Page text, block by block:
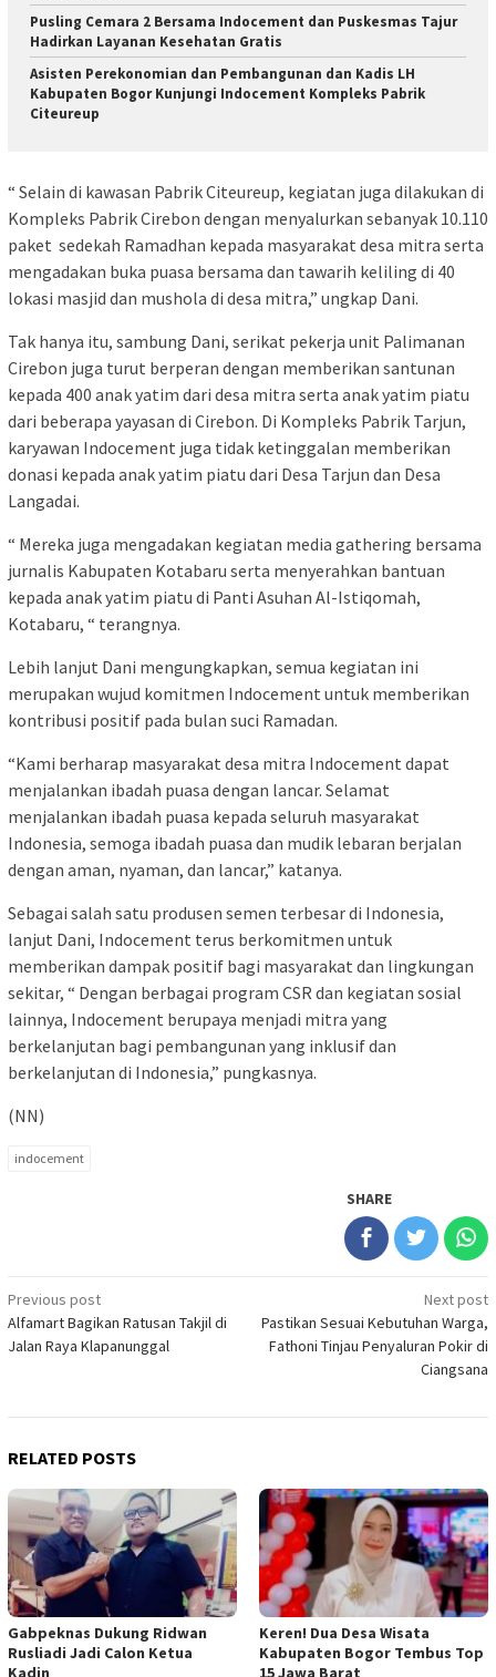
Pusling Cemara 2 Bersama Indocement dan Puskesmas Tajur
Hadirkan Layanan Kesehatan Gratis
Asisten Perekonomian dan Pembangunan dan Kadis LH
Kabupaten Bogor Kunjungi Indocement Kompleks Pabrik
Citeureup
“ Selain di kawasan Pabrik Citeureup, kegiatan juga dilakukan di
Kompleks Pabrik Cirebon dengan menyalurkan sebanyak 10.110
paket sedekah Ramadhan kepada masyarakat desa mitra serta
mengadakan buka puasa bersama dan tawarih keliling di 40
lokasi masjid dan mushola di desa mitra,” ungkap Dani.
Tak hanya itu, sambung Dani, serikat pekerja unit Palimanan
Cirebon juga turut berperan dengan memberikan santunan
kepada 400 anak yatim dari desa mitra serta anak yatim piatu
dari beberapa yayasan di Cirebon. Di Kompleks Pabrik Tarjun,
karyawan Indocement juga tidak ketinggalan memberikan
donasi kepada anak yatim piatu dari Desa Tarjun dan Desa
Langadai.
“ Mereka juga mengadakan kegiatan media gathering bersama
jurnalis Kabupaten Kotabaru serta menyerahkan bantuan
kepada anak yatim piatu di Panti Asuhan Al-Istiqomah,
Kotabaru, “ terangnya.
Lebih lanjut Dani mengungkapkan, semua kegiatan ini
merupakan wujud komitmen Indocement untuk memberikan
kontribusi positif pada bulan suci Ramadan.
“Kami berharap masyarakat desa mitra Indocement dapat
menjalankan ibadah puasa dengan lancar. Selamat
menjalankan ibadah puasa kepada seluruh masyarakat
Indonesia, semoga ibadah puasa dan mudik lebaran berjalan
dengan aman, nyaman, dan lancar,” katanya.
Sebagai salah satu produsen semen terbesar di Indonesia,
lanjut Dani, Indocement terus berkomitmen untuk
memberikan dampak positif bagi masyarakat dan lingkungan
sekitar, “ Dengan berbagai program CSR dan kegiatan sosial
lainnya, Indocement berupaya menjadi mitra yang
berkelanjutan bagi pembangunan yang inklusif dan
berkelanjutan di Indonesia,” pungkasnya.
(NN)
indocement
SHARE
Post
navigation
Previous post
Alfamart Bagikan Ratusan Takjil di
Jalan Raya Klapanunggal
Next post
Pastikan Sesuai Kebutuhan Warga,
Fathoni Tinjau Penyaluran Pokir di
Ciangsana
RELATED POSTS
Gabpeknas Dukung Ridwan
Rusliadi Jadi Calon Ketua
Kadin
Keren! Dua Desa Wisata
Kabupaten Bogor Tembus Top
15 Jawa Barat